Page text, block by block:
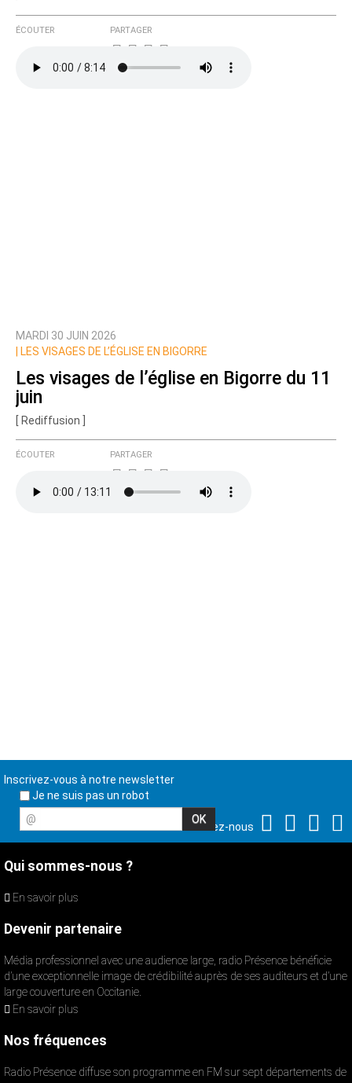
ÉCOUTER PARTAGER
MARDI 30 JUIN 2026
LES VISAGES DE L’ÉGLISE EN BIGORRE
Les visages de l’église en Bigorre du 11
juin
[ Rediffusion ]
ÉCOUTER PARTAGER
Inscrivez-vous à notre newsletter
Je ne suis pas un robot
@
Suivez-nous
Qui sommes-nous ?
En savoir plus
Devenir partenaire
Média professionnel avec une audience large, radio Présence bénéficie
d’une exceptionnelle image de crédibilité auprès de ses auditeurs et d’une
large couverture en Occitanie.
En savoir plus
Nos fréquences
Radio Présence diffuse son programme en FM sur sept départements de